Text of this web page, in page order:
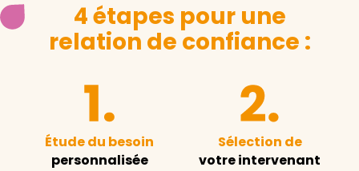
4 étapes pour une
relation de confiance :
Étude du besoin
personnalisée
Sélection de
votre intervenant